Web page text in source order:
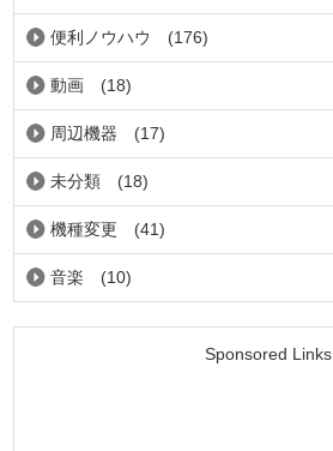
便利ノウハウ (176)
動画 (18)
周辺機器 (17)
未分類 (18)
機種変更 (41)
音楽 (10)
Sponsored Links